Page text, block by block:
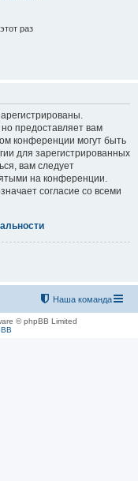
раз
но предоставляет вам
конференции могут быть
для зарегистрированных
вам следует
на конференции.
согласие со всеми
Наша команда
© phpBB Limited